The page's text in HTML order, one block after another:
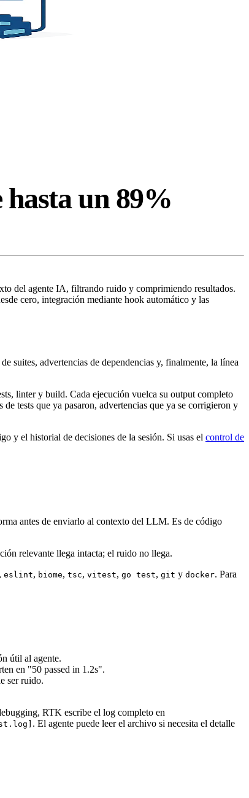
un 89%
del agente IA, filtrando ruido y comprimiendo resultados.
cero, integración mediante hook automático y las
suites, advertencias de dependencias y, finalmente, la línea
linter y build. Cada ejecución vuelca su output completo
tests que ya pasaron, advertencias que ya se corrigieron y
y el historial de decisiones de la sesión. Si usas el control de
antes de enviarlo al contexto del LLM. Es de código
relevante llega intacta; el ruido no llega.
, eslint, biome, tsc, vitest, go test, git y docker. Para
útil al agente.
en "50 passed in 1.2s".
ser ruido.
RTK escribe el log completo en
. El agente puede leer el archivo si necesita el detalle